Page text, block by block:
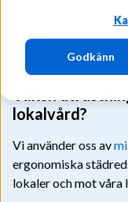
Godkänn
industribyggnader,
kärnkraftverk och
lokalvård?
Vi använder oss av
ergonomiska
lokaler och mot våra